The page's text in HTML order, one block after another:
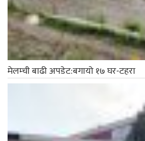
मेलम्ची बाढी अपडेट:बगायो १७ घर-टहरा